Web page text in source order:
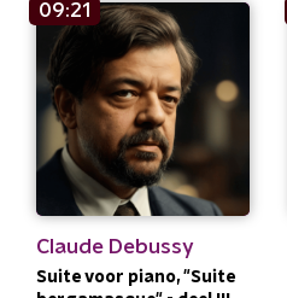
09:21
Claude Debussy
Suite voor piano, "Suite